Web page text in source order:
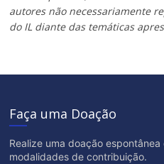
autores não necessariamente
do IL diante das temáticas
Faça uma Doação
Realize uma doação
modalidades de contribuição.